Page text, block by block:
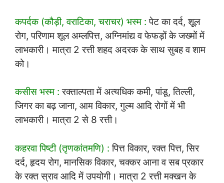
कपर्दक (कौड़ी, वराटिका, चराचर) भस्म : पेट का दर्द, शूूल
रोग, परिणाम शूल अम्लपित्त, अग्निमांद्य व फेफड़ों के जख्मों में
लाभकारी। मात्रा 2 रत्ती शहद अदरक के साथ सुबह व शाम
को।
कसीस भस्म : रक्ताल्पता में अत्यधिक कमी, पांडू, तिल्ली,
जिगर का बढ़ जाना, आम विकार, गुल्म आदि रोगों में भी
लाभकारी। मात्रा 2 से 8 रत्ती।
कहरवा पिष्टी (तृणकांतमणि) : पित्त विकार, रक्त पित्त, सिर
दर्द, हृदय रोग, मानसिक विकार, चक्कर आना व सब प्रकार
के रक्त स्राव आदि में उपयोगी। मात्रा 2 रत्ती मक्खन के